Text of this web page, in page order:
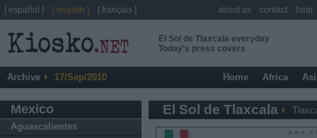
El Sol de Tlaxcala everyday
Today's press covers
Archive 17/Sep/2010 Home Africa
Mexico
Aguascalientes
El Sol de Tlaxcala
[ español ] [ english ] [ français ] about us contact help